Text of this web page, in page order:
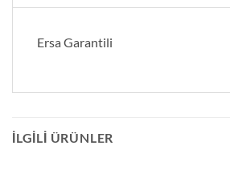
Ersa Garantili
İLGILI ÜRÜNLER